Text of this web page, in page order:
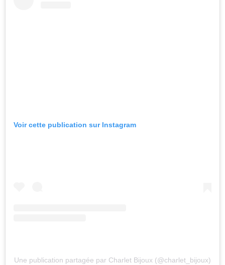
Voir cette publication sur Instagram
Une publication partagée par Charlet Bijoux (@charlet_bijoux)